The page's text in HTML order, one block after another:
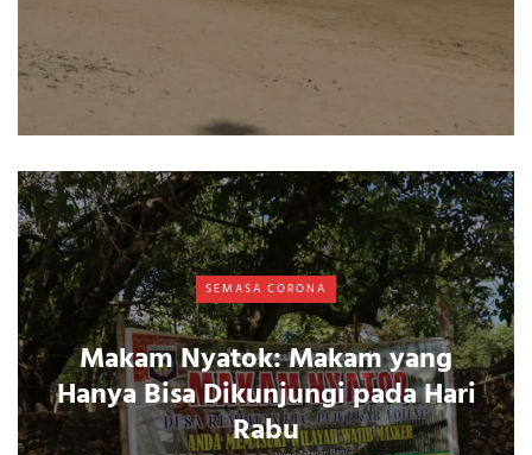
SEMASA CORONA
Makam Nyatok: Makam yang
Hanya Bisa Dikunjungi pada Hari
Rabu